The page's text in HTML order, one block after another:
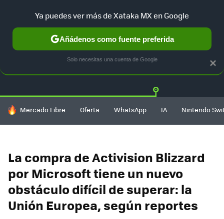
Twitter
HOY SE HABLA DE
Mercado Libre Oferta WhatsApp IA Nintendo
La compra de Activision Blizzard
por Microsoft tiene un nuevo
obstáculo difícil de superar: la
Unión Europea, según reportes
×
Ya puedes ver más de Xataka MX en Google
Añádenos como fuente preferida
Solo necesitas una cuenta de Google